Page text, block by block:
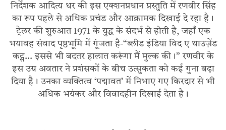
निर्देशक आदित्य धर की इस एक्शनप्रधान प्रस्तुति में रणवीर सिंह
का रूप पहले से अधिक प्रचंड और आक्रामक दिखाई दे रहा है।
ट्रेलर की शुरुआत 1971 के युद्ध के संदर्भ से होती है, जहाँ एक
भयावह संवाद पृष्ठभूमि में गूंजता है-“ब्लीड इंडिया विद ए थाउज़ेंड
कट्स… इससे भी बदतर हालात करूंगा मैं मुल्क की।” रणवीर के
इस उग्र अवतार ने प्रशंसकों के बीच उत्सुकता को कई गुना बढ़ा
दिया है। उनका व्यक्तित्व ‘पद्मावत’ में निभाए गए किरदार से भी
अधिक भयंकर और विवादहीन दिखाई देता है।